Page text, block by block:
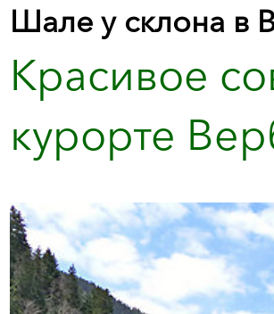
Шале у склона в
Красивое
курорте